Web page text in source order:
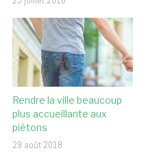
Rendre la ville beaucoup
plus accueillante aux
piétons
29 août 2018